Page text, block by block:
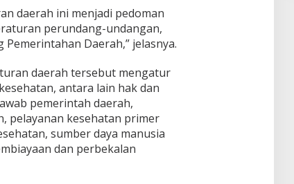
daerah ini menjadi pedoman
perundang-undangan,
Daerah,” jelasnya.
daerah tersebut mengatur
antara lain hak dan
pemerintah daerah,
pelayanan kesehatan primer
sumber daya manusia
dan perbekalan